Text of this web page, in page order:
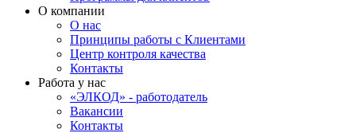
О компании
О нас
Принципы работы с Клиентами
Центр контроля качества
Контакты
Работа у нас
«ЭЛКОД» - работодатель
Вакансии
Контакты